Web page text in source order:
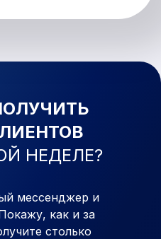
НЕДЕЛЕ?
мессенджер и
как и за
столько